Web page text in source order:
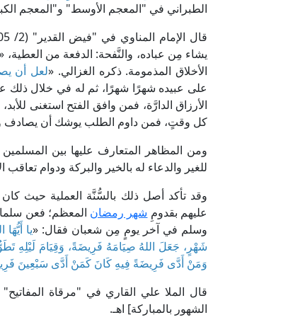
الطبراني في "المعجم الأوسط" و"المعجم
يشاء مِن عباده، والنَّفحة: الدفعة من العطية،
الأخلاق المذمومة. ذكره الغزالي. «لعل أن
على عبيده شهرًا شهرًا، ثم له في خلال ذلك
الأرزاق الدارَّة، فمن وافق الفتح استغنى
كل وقتٍ، فمن داوم الطلب يوشك أن يصادف
ومن المظاهر المتعارف عليها بين
للغير والدعاء له بالخير والبركة ودوام تعاقب
وقد تأكد أصل ذلك بالسُّنَّة العملية حيث
عليهم بقدومِ شهر رمضان المعظم؛ فعن
وسلم في آخر يومٍ مِن شعبان فقال: «يا
شَهْرٍ، جَعَلَ اللهُ صِيَامَهُ فَرِيضَةً، وَقِيَامَ لَيْلِهِ
وَمَنْ أَدَّى فَرِيضَةً فِيهِ كَانَ كَمَنْ أَدَّى سَبْعِينَ
الشهور بالمباركة] اهـ.